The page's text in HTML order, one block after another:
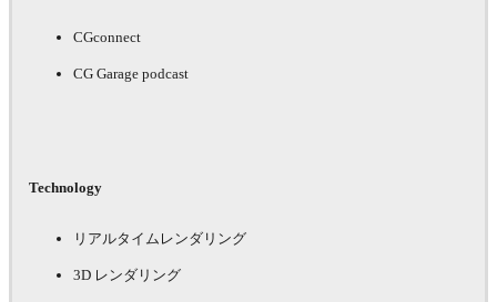
CGconnect
CG Garage podcast
Technology
リアルタイムレンダリング
3D レンダリング